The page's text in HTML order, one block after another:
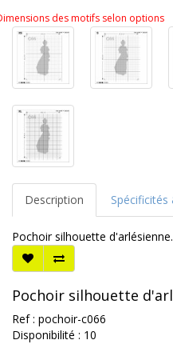
des motifs selon options
Description
Pochoir silhouette
Pochoir silhouette
Ref : pochoir-c066
Disponibilité : 10